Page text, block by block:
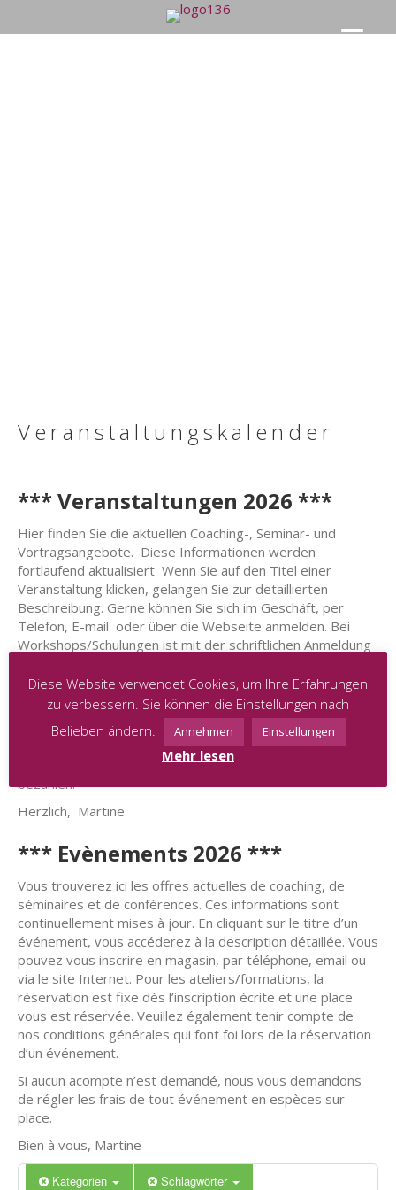
Veranstaltungskalender
*** Veranstaltungen 2026 ***
Hier finden Sie die aktuellen Coaching-, Seminar- und
Vortragsangebote. Diese Informationen werden
fortlaufend aktualisiert Wenn Sie auf den Titel einer
Veranstaltung klicken, gelangen Sie zur detaillierten
Beschreibung. Gerne können Sie sich im Geschäft, per
Telefon, E-mail oder über die Webseite anmelden. Bei
Workshops/Schulungen ist mit der schriftlichen Anmeldung
Bitte beachten Sie auch diesbezüglich unsere allgemeinen
Geschäftsbedingungen, die bei jeglicher Buchung einer
Veranstaltung bindend sind.
Wenn keine Vorauskasse gefragt ist, bitten wir Sie die
Gebühren für jegliche Veranstaltung in Cash vor Ort zu
bezahlen.
Herzlich, Martine
*** Evènements 2026 ***
Vous trouverez ici les offres actuelles de coaching, de
séminaires et de conférences. Ces informations sont
continuellement mises à jour. En cliquant sur le titre d’un
événement, vous accéderez à la description détaillée. Vous
pouvez vous inscrire en magasin, par téléphone, email ou
via le site Internet. Pour les ateliers/formations, la
réservation est fixe dès l’inscription écrite et une place
vous est réservée. Veuillez également tenir compte de
nos conditions générales qui font foi lors de la réservation
d’un événement.
Si aucun acompte n’est demandé, nous vous demandons
de régler les frais de tout événement en espèces sur
place.
Bien à vous, Martine
Kategorien Schlagwörter
Diese Website verwendet Cookies, um Ihre Erfahrungen
zu verbessern. Sie können die Einstellungen nach
Belieben ändern.
Annehmen Einstellungen
Mehr lesen